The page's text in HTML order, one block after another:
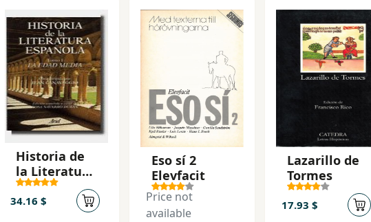
Historia de
la Literatura
Española
34.16 $
Eso sí 2
Elevfacit
Price not
available
Lazarillo de
Tormes
17.93 $